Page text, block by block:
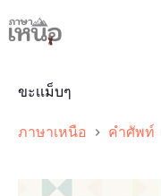
to
content
ขะเเม็บๆ
ภาษาเหนือ คำศัพท์